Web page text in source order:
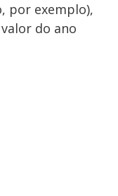
por exemplo),
do ano